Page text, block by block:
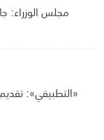
مجلس الوزراء:
«التطبيقي»: